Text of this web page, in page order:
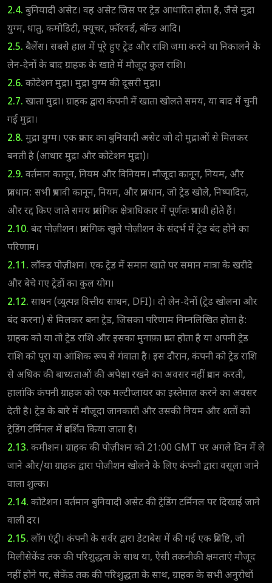
2.4. बुनियादी असेट। वह असेट जिस पर ट्रेड आधारित होता है, जैसे मुद्रा
युग्म, धातु, कमोडिटी, फ़्यूचर, फ़ॉरवर्ड, बॉन्ड आदि।
2.5. बैलेंस। सबसे हाल में पूरे हुए ट्रेड और राशि जमा करने या निकालने के
लेन-देनों के बाद ग्राहक के खाते में मौजूद कुल राशि।
2.6. कोटेशन मुद्रा। मुद्रा युग्म की दूसरी मुद्रा।
2.7. खाता मुद्रा। ग्राहक द्वारा कंपनी में खाता खोलते समय, या बाद में चुनी
गई मुद्रा।
2.8. मुद्रा युग्म। एक प्रकार का बुनियादी असेट जो दो मुद्राओं से मिलकर
बनती है (आधार मुद्रा और कोटेशन मुद्रा)।
2.9. वर्तमान कानून, नियम और विनियम। मौजूदा कानून, नियम, और
प्रावधान: सभी प्रभावी कानून, नियम, और प्रावधान, जो ट्रेड खोले, निष्पादित,
और रद्द किए जाते समय प्रासंगिक क्षेत्राधिकार में पूर्णतः प्रभावी होते हैं।
2.10. बंद पोज़ीशन। प्रासंगिक खुले पोज़ीशन के संदर्भ में ट्रेड बंद होने का
परिणाम।
2.11. लॉक्ड पोज़ीशन। एक ट्रेड में समान खाते पर समान मात्रा के खरीदे
और बेचे गए ट्रेडों का कुल योग।
2.12. साधन (व्युत्पन्न वित्तीय साधन, DFI)। दो लेन-देनों (ट्रेड खोलना और
बंद करना) से मिलकर बना ट्रेड, जिसका परिणाम निम्नलिखित होता है:
ग्राहक को या तो ट्रेड राशि और इसका मुनाफ़ा प्राप्त होता है या अपनी ट्रेड
राशि को पूरा या आंशिक रूप से गंवाता है। इस दौरान, कंपनी को ट्रेड राशि
से अधिक की बाध्यताओं की अपेक्षा रखने का अवसर नहीं प्रदान करती,
हालांकि कंपनी ग्राहक को एक मल्टीप्लायर का इस्तेमाल करने का अवसर
देती है। ट्रेड के बारे में मौजूदा जानकारी और उसकी नियम और शर्तों को
ट्रेडिंग टर्मिनल में प्रदर्शित किया जाता है।
2.13. कमीशन। ग्राहक की पोज़ीशन को 21:00 GMT पर अगले दिन में ले
जाने और/या ग्राहक द्वारा पोज़ीशन खोलने के लिए कंपनी द्वारा वसूला जाने
वाला शुल्क।
2.14. कोटेशन। वर्तमान बुनियादी असेट की ट्रेडिंग टर्मिनल पर दिखाई जाने
वाली दर।
2.15. लॉग एंट्री। कंपनी के सर्वर द्वारा डेटाबेस में की गई एक प्रविष्टि, जो
मिलीसेकेंड तक की परिशुद्धता के साथ या, ऐसी तकनीकी क्षमताएं मौजूद
नहीं होने पर, सेकेंड तक की परिशुद्धता के साथ, ग्राहक के सभी अनुरोधों